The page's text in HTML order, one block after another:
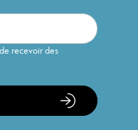
recevoir des